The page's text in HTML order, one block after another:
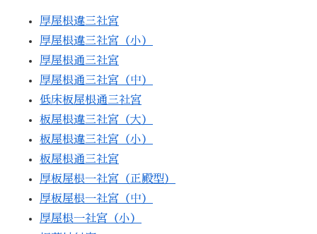
厚屋根違三社宮
厚屋根違三社宮（小）
厚屋根通三社宮
厚屋根通三社宮（中）
低床板屋根通三社宮
板屋根違三社宮（大）
板屋根違三社宮（小）
板屋根通三社宮
厚板屋根一社宮（正殿型）
厚板屋根一社宮（中）
厚屋根一社宮（小）